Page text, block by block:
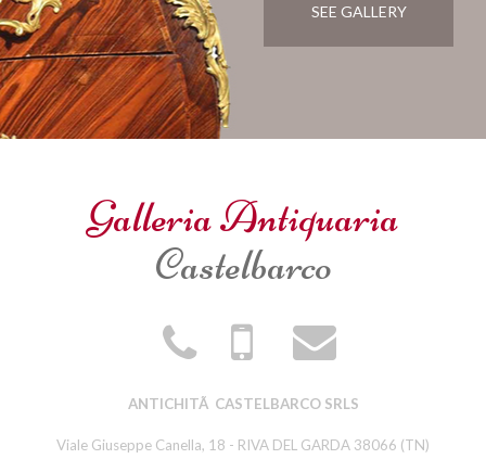
SEE GALLERY
Galleria Antiquaria
Castelbarco
ANTICHITÃ CASTELBARCO SRLS
Viale Giuseppe Canella, 18 - RIVA DEL GARDA 38066 (TN)